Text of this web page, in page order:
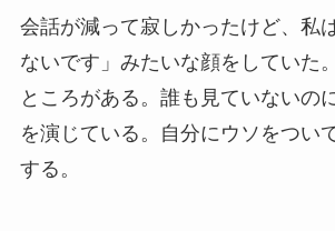
会話が減って寂しかったけど、私
ないです」みたいな顔をしていた
ところがある。誰も見ていないの
を演じている。自分にウソをつい
する。